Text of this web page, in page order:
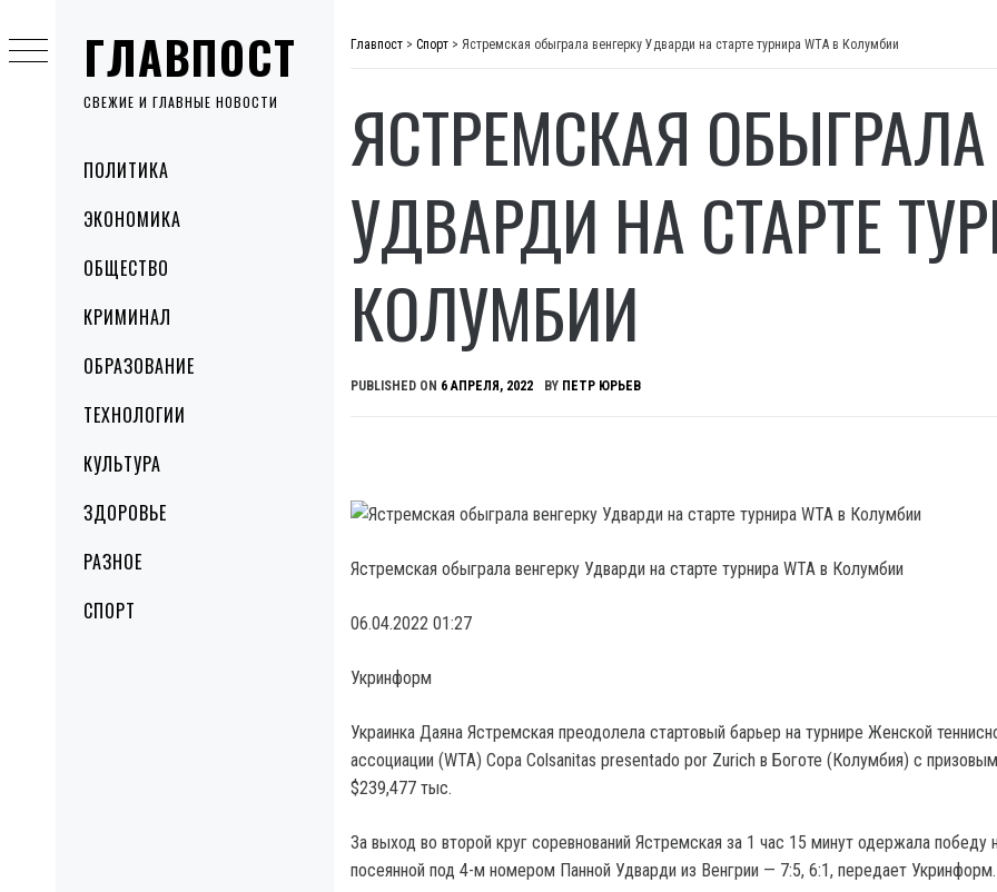
ГЛАВПОСТ
СВЕЖИЕ И ГЛАВНЫЕ НОВОСТИ
MenuПОЛИТИКА
ЭКОНОМИКА
ОБЩЕСТВО
КРИМИНАЛ
ОБРАЗОВАНИЕ
ТЕХНОЛОГИИ
КУЛЬТУРА
ЗДОРОВЬЕ
РАЗНОЕ
СПОРТ
to
content
Главпост > Спорт > Ястремская обыграла венгерку Удварди на старте турнира WTA в Колумбии
ЯСТРЕМСКАЯ ОБЫГРАЛА
УДВАРДИ НА СТАРТЕ
КОЛУМБИИ
PUBLISHED ON 6 АПРЕЛЯ, 2022 BY ПЕТР ЮРЬЕВ
Ястремская обыграла венгерку Удварди на старте турнира WTA в Колумбии
06.04.2022 01:27
Укринформ
Украинка Даяна Ястремская преодолела стартовый барьер на турнире Женской
ассоциации (WTA) Copa Colsanitas presentado por Zurich в Боготе (Колумбия) с
$239,477 тыс.
За выход во второй круг соревнований Ястремская за 1 час 15 минут одержала победу
посеянной под 4-м номером Панной Удварди из Венгрии — 7:5, 6:1, передает Укринформ.